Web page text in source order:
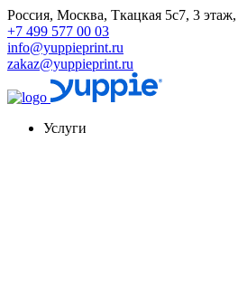
Россия, Москва, Ткацкая 5с7, 3
+7 499 577 00 03
info@yuppieprint.ru
zakaz@yuppieprint.ru
Услуги